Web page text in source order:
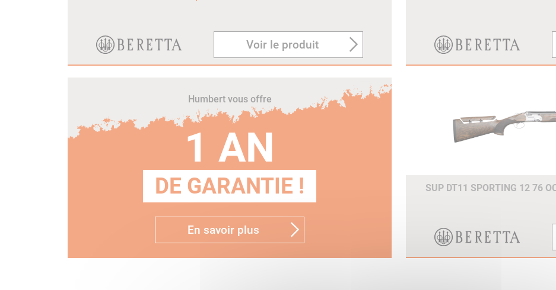
Voir le produit
Humbert vous offre
1 AN
DE GARANTIE !
En savoir plus
SUP DT11 SPORTING 12 76